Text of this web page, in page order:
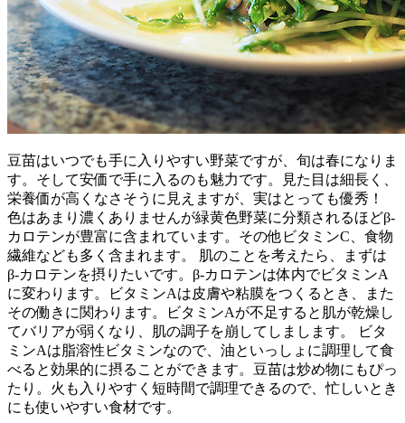
豆苗はいつでも手に入りやすい野菜ですが、旬は春になりま
す。そして安価で手に入るのも魅力です。見た目は細長く、
栄養価が高くなさそうに見えますが、実はとっても優秀！
色はあまり濃くありませんが緑黄色野菜に分類されるほどβ-
カロテンが豊富に含まれています。その他ビタミンC、食物
繊維なども多く含まれます。 肌のことを考えたら、まずは
β-カロテンを摂りたいです。β-カロテンは体内でビタミンA
に変わります。ビタミンAは皮膚や粘膜をつくるとき、また
その働きに関わります。ビタミンAが不足すると肌が乾燥し
てバリアが弱くなり、肌の調子を崩してしまします。 ビタ
ミンAは脂溶性ビタミンなので、油といっしょに調理して食
べると効果的に摂ることができます。豆苗は炒め物にもぴっ
たり。火も入りやすく短時間で調理できるので、忙しいとき
にも使いやすい食材です。